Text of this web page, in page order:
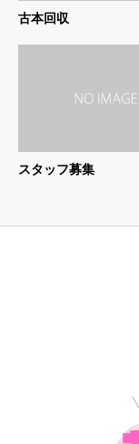
古本回収
スタッフ募集